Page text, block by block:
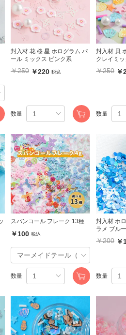
封入材 花 桜 星 ホログラム パ
ール ミックス ピンク系
￥250 ￥220 税込
数量
封入材 貝
クレイミ
￥250 ￥
数量
スパンコール フレーク 13種
￥100 税込
数量
封入材 ホログラム グリッター
ラメ ブル
￥200 ￥
数量